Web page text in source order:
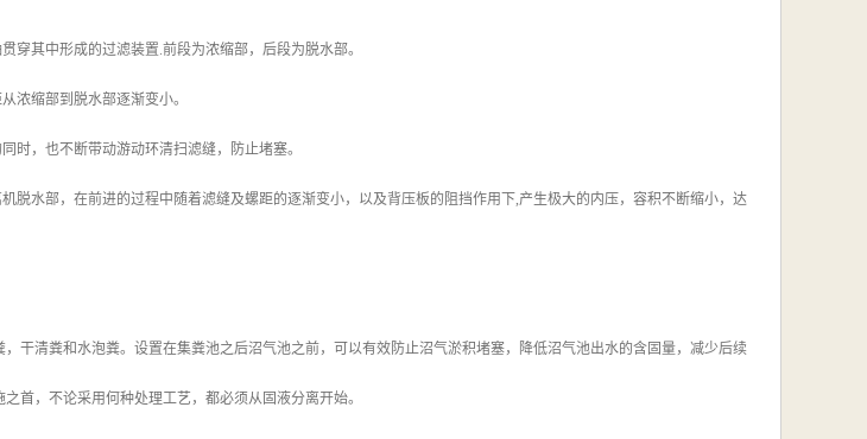
穿其中形成的过滤装置.前段为浓缩部，后段为脱水部。
浓缩部到脱水部逐渐变小。
时，也不断带动游动环清扫滤缝，防止堵塞。
脱水部，在前进的过程中随着滤缝及螺距的逐渐变小，以及背压板的阻挡作用下,产生极大的内压，容积不断缩小，达
干清粪和水泡粪。设置在集粪池之后沼气池之前，可以有效防止沼气淤积堵塞，降低沼气池出水的含固量，减少后续
首，不论采用何种处理工艺，都必须从固液分离开始。